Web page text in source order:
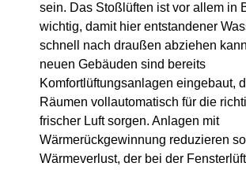
sein. Das Stoßlüften ist vor allem in
wichtig, damit hier entstandener
schnell nach draußen abziehen
neuen Gebäuden sind bereits
Komfortlüftungsanlagen eingebaut,
Räumen vollautomatisch für die
frischer Luft sorgen. Anlagen mit
Wärmerückgewinnung reduzieren
Wärmeverlust, der bei der